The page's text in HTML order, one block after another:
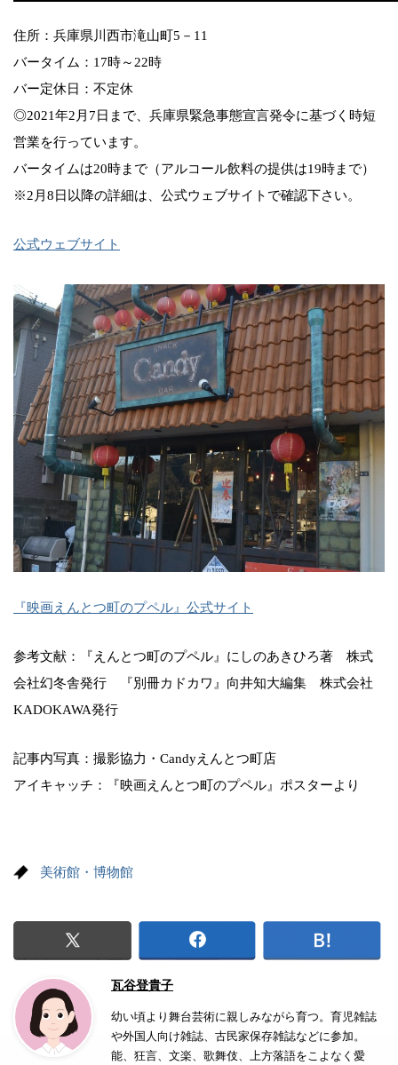
住所：兵庫県川西市滝山町5－11
バータイム：17時～22時
バー定休日：不定休
◎2021年2月7日まで、兵庫県緊急事態宣言発令に基づく時短
営業を行っています。
バータイムは20時まで（アルコール飲料の提供は19時まで）
※2月8日以降の詳細は、公式ウェブサイトで確認下さい。
公式ウェブサイト
『映画えんとつ町のプペル』公式サイト
参考文献：『えんとつ町のプペル』にしのあきひろ著 株式
会社幻冬舎発行 『別冊カドカワ』向井知大編集 株式会社
KADOKAWA発行
記事内写真：撮影協力・Candyえんとつ町店
アイキャッチ：『映画えんとつ町のプペル』ポスターより
美術館・博物館
瓦谷登貴子
幼い頃より舞台芸術に親しみながら育つ。育児雑誌
や外国人向け雑誌、古民家保存雑誌などに参加。
能、狂言、文楽、歌舞伎、上方落語をこよなく愛